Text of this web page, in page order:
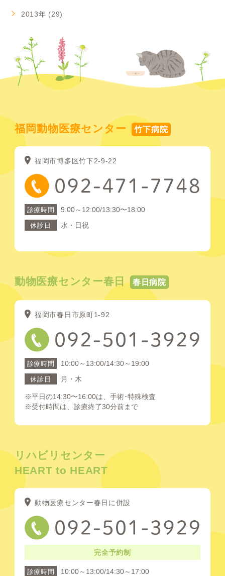
2013年 (29)
福岡動物医療センター 竹下病院
福岡市博多区竹下2-9-22
診療時間 9:00～12:00/13:30〜18:00
休診日 水・日祝
動物医療センター春日 春日病院
福岡市春日市原町1-92
診療時間 10:00～13:00/14:30～19:00
休診日 月・木
※平日の14:30〜16:00は、手術･特殊検査
※受付時間は、診療終了30分前まで
リハビリセンター
HEART to HEART
動物医療センター春日に併設
完全予約制
診療時間 10:00～13:00/14:30～17:00